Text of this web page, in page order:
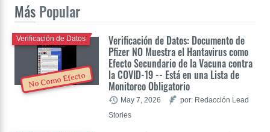
Más Popular
No Como Efecto
Verificación de Datos: Documento de
Pfizer NO Muestra el Hantavirus como
Efecto Secundario de la Vacuna contra
la COVID-19 -- Está en una Lista de
Monitoreo Obligatorio
Verificación de Datos
May 7, 2026
por: Redacción Lead
Stories